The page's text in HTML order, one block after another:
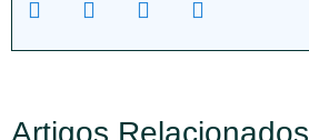
Artigos Relacionados